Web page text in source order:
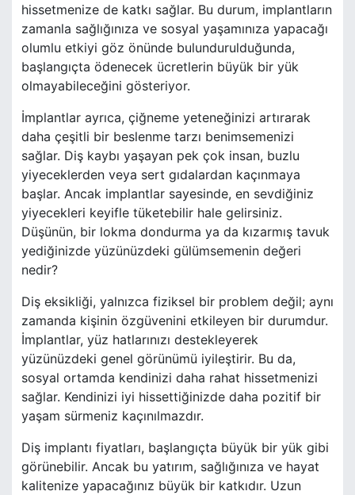
hissetmenize de katkı sağlar. Bu durum, implantların
zamanla sağlığınıza ve sosyal yaşamınıza yapacağı
olumlu etkiyi göz önünde bulundurulduğunda,
başlangıçta ödenecek ücretlerin büyük bir yük
olmayabileceğini gösteriyor.
İmplantlar ayrıca, çiğneme yeteneğinizi artırarak
daha çeşitli bir beslenme tarzı benimsemenizi
sağlar. Diş kaybı yaşayan pek çok insan, buzlu
yiyeceklerden veya sert gıdalardan kaçınmaya
başlar. Ancak implantlar sayesinde, en sevdiğiniz
yiyecekleri keyifle tüketebilir hale gelirsiniz.
Düşünün, bir lokma dondurma ya da kızarmış tavuk
yediğinizde yüzünüzdeki gülümsemenin değeri
nedir?
Diş eksikliği, yalnızca fiziksel bir problem değil; aynı
zamanda kişinin özgüvenini etkileyen bir durumdur.
İmplantlar, yüz hatlarınızı destekleyerek
yüzünüzdeki genel görünümü iyileştirir. Bu da,
sosyal ortamda kendinizi daha rahat hissetmenizi
sağlar. Kendinizi iyi hissettiğinizde daha pozitif bir
yaşam sürmeniz kaçınılmazdır.
Diş implantı fiyatları, başlangıçta büyük bir yük gibi
görünebilir. Ancak bu yatırım, sağlığınıza ve hayat
kalitenize yapacağınız büyük bir katkıdır. Uzun